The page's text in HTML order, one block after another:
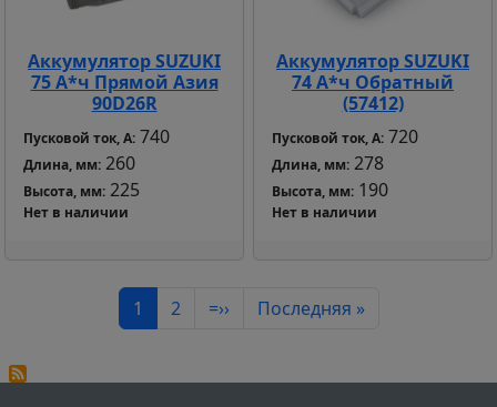
Аккумулятор SUZUKI
75 А*ч Прямой Азия
90D26R
Пусковой ток, А: 740
Длина, мм: 260
Высота, мм: 225
Нет в наличии
Аккумулятор SUZUKI
74 А*ч Обратный
(57412)
Пусковой ток, А: 720
Длина, мм: 278
Высота, мм: 190
Нет в наличии
Нумерация страниц
Текущая страница
1 Страница
2 Следующая страница
=›› Последняя страница
Последняя »